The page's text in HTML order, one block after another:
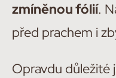
zmíněnou fólií.
před prachem i
Opravdu důležité